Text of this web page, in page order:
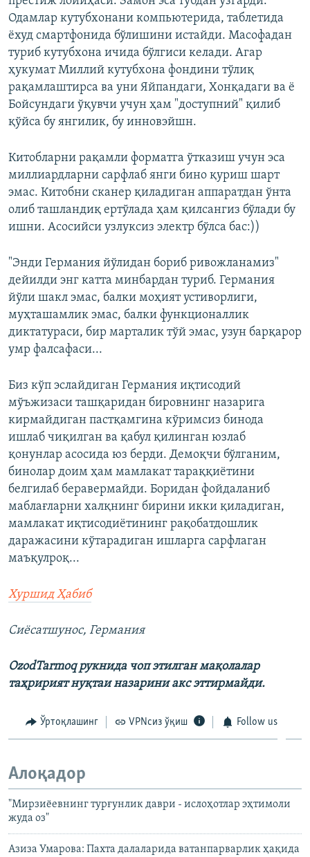
Одамлар кутубхонани компьютерида, таблетида
ёхуд смартфонида бўлишини истайди. Масофадан
туриб кутубхона ичида бўлгиси келади. Агар
ҳукумат Миллий кутубхона фондини тўлиқ
рақамлаштирса ва уни Яйпандаги, Хонқадаги ва ё
Бойсундаги ўқувчи учун ҳам "доступний" қилиб
қўйса бу янгилик, бу инновэйшн.
Китобларни рақамли форматга ўтказиш учун эса
миллиардларни сарфлаб янги бино қуриш шарт
эмас. Китобни сканер қиладиган аппаратдан ўнта
олиб ташландиқ ертўлада ҳам қилсангиз бўлади бу
ишни. Асосийси узлуксиз электр бўлса бас:))
"Энди Германия йўлидан бориб ривожланамиз"
дейилди энг катта минбардан туриб. Германия
йўли шакл эмас, балки моҳият устиворлиги,
муҳташамлик эмас, балки функционаллик
диктатураси, бир марталик тўй эмас, узун барқарор
умр фалсафаси...
Биз кўп эслайдиган Германия иқтисодий
мўъжизаси ташқаридан бировнинг назарига
кирмайдиган пастқамгина кўримсиз бинода
ишлаб чиқилган ва қабул қилинган юзлаб
қонунлар асосида юз берди. Демоқчи бўлганим,
бинолар доим ҳам мамлакат тараққиётини
белгилаб беравермайди. Боридан фойдаланиб
маблағларни халқнинг бирини икки қиладиган,
мамлакат иқтисодиётининг рақобатдошлик
даражасини кўтарадиган ишларга сарфлаган
маъқулроқ...
Хуршид Ҳабиб
Сиёсатшунос, Германия
OzodTarmoq рукнида чоп этилган мақолалар
таҳририят нуқтаи назарини акс эттирмайди.
Ўртоқлашинг VPNсиз ўқиш Follow us
Алоқадор
"Мирзиёевнинг турғунлик даври - ислоҳотлар эҳтимоли
жуда оз"
Азиза Умарова: Пахта далаларида ватанпарварлик ҳақида